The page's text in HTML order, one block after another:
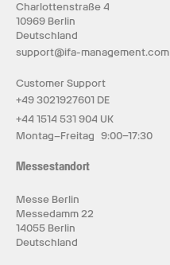
Charlottenstraße 4
10969 Berlin
Deutschland
support@ifa-management.com
Customer Support
+49 3021927601 DE
+44 1514 531 904 UK
Montag–Freitag 9:00–17:30
Messestandort
Messe Berlin
Messedamm 22
14055 Berlin
Deutschland